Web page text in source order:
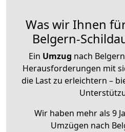
Was wir Ihnen
Belgern-
Ein Umzug nach
Herausforderungen mit
die Last zu erleichtern –
Wir haben mehr als 9
Umzügen nach